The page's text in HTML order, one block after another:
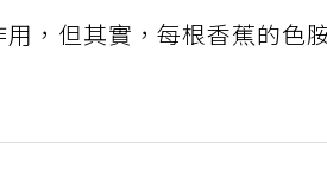
，但其實，每根香蕉的色